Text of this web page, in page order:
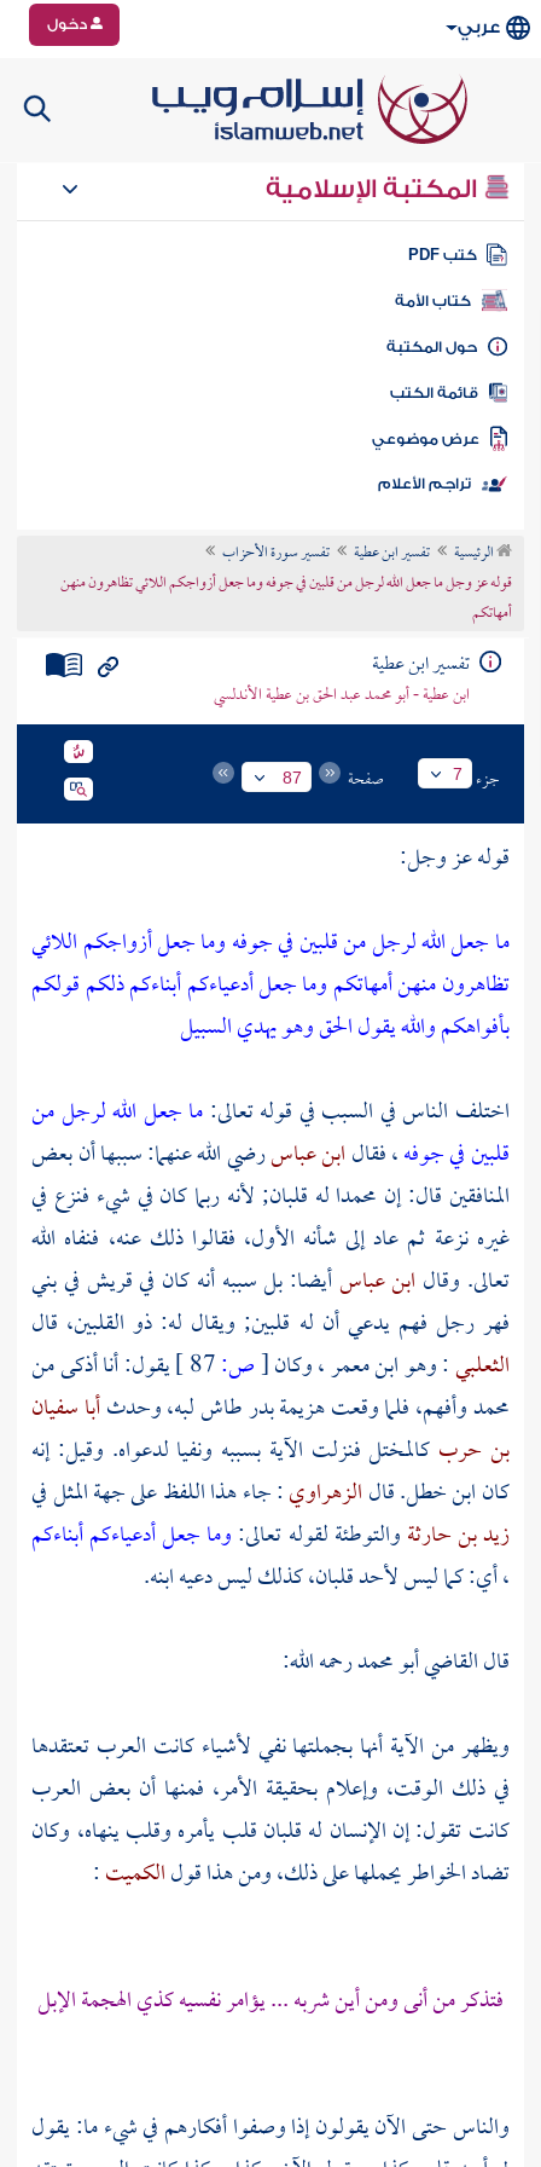
عربي دخول
المكتبة الإسلامية
كتب PDF
كتاب الأمة
المكتبة
الكتب
موضوعي
تراجم الأعلام
الرئيسية تفسير ابن عطية
تفسير سورة الأحزاب
قوله عز وجل ما جعل الله لرجل من قلبين في جوفه وما جعل أزواجكم اللائي تظاهرون منهن
أمهاتكم
تفسير ابن عطية
ابن عطية - أبو محمد عبد الحق بن عطية الأندلسي
جزء 7 صفحة 87
قوله عز وجل:
ما جعل الله لرجل من قلبين في جوفه وما جعل أزواجكم اللائي
تظاهرون منهن أمهاتكم وما جعل أدعياءكم أبناءكم ذلكم قولكم
بأفواهكم والله يقول الحق وهو يهدي السبيل
اختلف الناس في السبب في قوله تعالى:ما جعل الله لرجل من
قلبين في جوفه، فقالابن عباسرضي الله عنهما: سببها أن بعض
المنافقين قال: إن محمداله قلبان; لأنه ربما كان في شيء فنزع في
غيره نزعة ثم عاد إلى شأنه الأول، فقالوا ذلك عنه، فنفاه الله
تعالى. وقال ابن عباسأيضا: بل سببه أنه كان فيقريشفيبني
فهررجل فهم يدعي أن له قلبين; ويقال له: ذو القلبين، قال
الثعلبي: وهوابن معمر، وكان[ص:
يقول: أنا أذكى من
محمدوأفهم، فلما وقعت هزيمةبدرطاش لبه، وحدثأبا سفيان
بن حرب كالمختل فنزلت الآية بسببه ونفيا لدعواه. وقيل: إنه
كانابن خطل.قالالزهراوي: جاء هذا اللفظ على جهة المثل في
زيد بن حارثةوالتوطئة لقوله تعالى:وما جعل أدعياءكم أبناءكم
، أي: كما ليس لأحد قلبان، كذلك ليس دعيه ابنه.
قالالقاضي أبو محمدرحمه الله:
ويظهر من الآية أنها بجملتها نفي لأشياء كانت العربتعتقدها
في ذلك الوقت، وإعلام بحقيقة الأمر، فمنها أن بعض العرب
كانت تقول: إن الإنسان له قلبان قلب يأمره وقلب ينهاه، وكان
تضاد الخواطر يحملها على ذلك، ومن هذا قولالكميت:
فتذكر من أنى ومن أين شربه ... يؤامر نفسيه كذي الهجمة الإبل
والناس حتى الآن يقولون إذا وصفوا أفكارهم في شيء ما: يقول